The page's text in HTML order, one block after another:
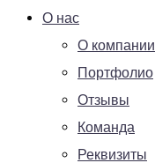
О нас
О компании
Портфолио
Отзывы
Команда
Реквизиты